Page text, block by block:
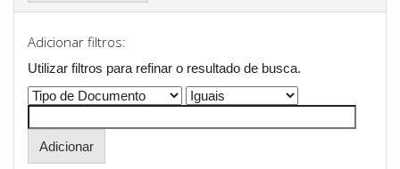
Adicionar filtros:
Utilizar filtros para refinar o resultado de busca.